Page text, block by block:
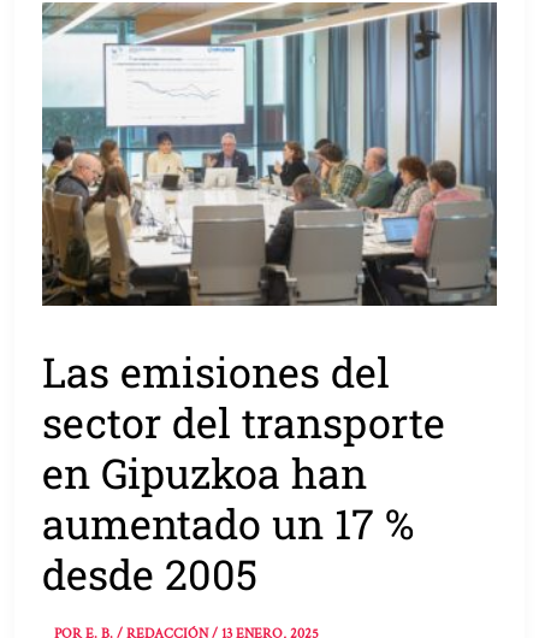
Las emisiones del
sector del transporte
en Gipuzkoa han
aumentado un 17 %
desde 2005
PORE. B. / REDACCIÓN/13 ENERO, 2025